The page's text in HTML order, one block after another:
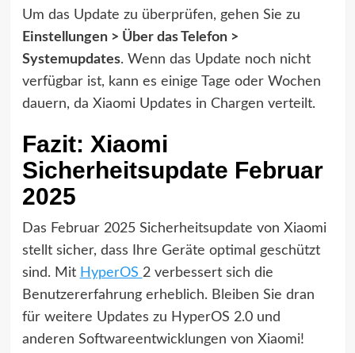
Um das Update zu überprüfen, gehen Sie zu
Einstellungen > Über das Telefon >
Systemupdates. Wenn das Update noch nicht
verfügbar ist, kann es einige Tage oder Wochen
dauern, da Xiaomi Updates in Chargen verteilt.
Fazit: Xiaomi
Sicherheitsupdate Februar
2025
Das Februar 2025 Sicherheitsupdate von Xiaomi
stellt sicher, dass Ihre Geräte optimal geschützt
sind. Mit HyperOS 2 verbessert sich die
Benutzererfahrung erheblich. Bleiben Sie dran
für weitere Updates zu HyperOS 2.0 und
anderen Softwareentwicklungen von Xiaomi!